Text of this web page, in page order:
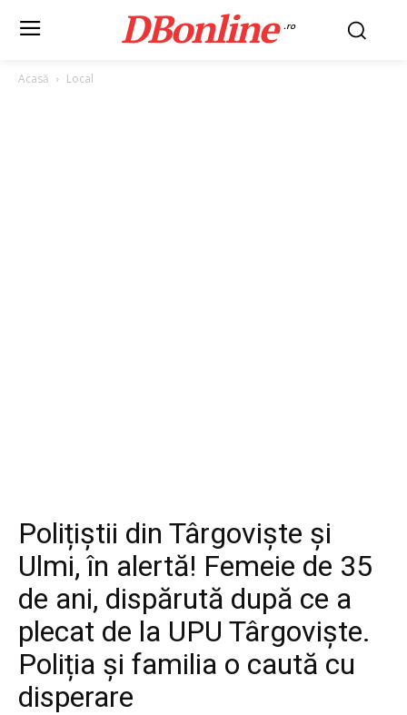
DBonline .ro
Acasă Local
Polițiștii din Târgoviște și
Ulmi, în alertă! Femeie de 35
de ani, dispărută după ce a
plecat de la UPU Târgoviște.
Poliția și familia o caută cu
disperare